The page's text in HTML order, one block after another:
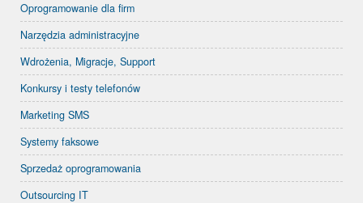
Oprogramowanie dla firm
Narzędzia administracyjne
Wdrożenia, Migracje, Support
Konkursy i testy telefonów
Marketing SMS
Systemy faksowe
Sprzedaż oprogramowania
Outsourcing IT